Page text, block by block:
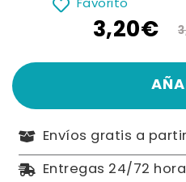
Favorito
3,20€
Envíos gratis a
Entregas 24/72